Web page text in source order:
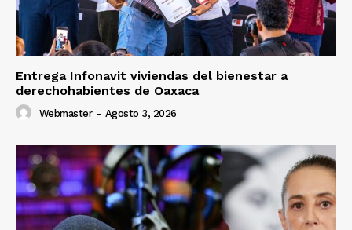
Entrega Infonavit viviendas del bienestar a
derechohabientes de Oaxaca
Webmaster - Agosto 3, 2026